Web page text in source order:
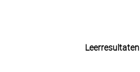
Leerresultaten